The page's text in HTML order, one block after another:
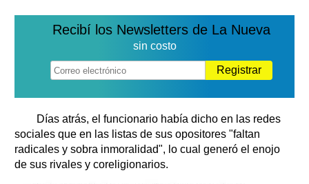
Recibí los Newsletters de La Nueva
sin costo
Registrar
Días atrás, el funcionario había dicho en las redes
sociales que en las listas de sus opositores "faltan
radicales y sobra inmoralidad", lo cual generó el enojo
de sus rivales y coreligionarios.